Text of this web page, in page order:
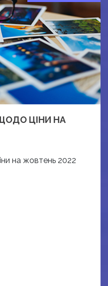
ЦІНИ НА
на жовтень 2022